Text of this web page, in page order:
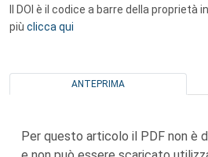
Il DOI è il codice a barre della
più clicca qui
ANTEPRIMA
Per questo articolo il PDF non è